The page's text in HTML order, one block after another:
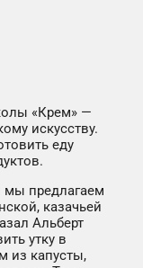
«Крем» —
искусству.
еду
предлагаем
казачьей
Альберт
утку в
из капусты,